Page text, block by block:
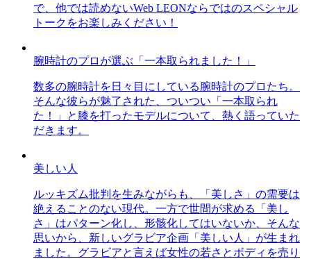
で、他では読めないWeb LEONならではのスペシャル
トークをお楽しみください！
腕時計のプロが選ぶ「一本取られました！」
数多の腕時計を日々目にしている腕時計のプロたち。
そんな彼らが魅了された、ついつい「一本取られ
た！」と膝を打ったモデルについて、熱く語っていた
だきます。
美しい人
ルッキズム批判を生みながらも、「美しさ」の需要は
絶えることのない現代。一方で世間が求める「美し
さ」はパターン化し、形骸化してはいないか、そんな
思いから、新しいグラビア企画「美しい人」が生まれ
ました。グラビアと言えば女性の若さとボディを売り